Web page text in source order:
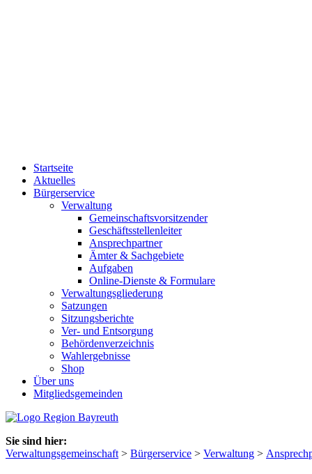
Startseite
Aktuelles
Bürgerservice
Verwaltung
Gemeinschaftsvorsitzender
Geschäftsstellenleiter
Ansprechpartner
Ämter & Sachgebiete
Aufgaben
Online-Dienste & Formulare
Verwaltungsgliederung
Satzungen
Sitzungsberichte
Ver- und Entsorgung
Behördenverzeichnis
Wahlergebnisse
Shop
Über uns
Mitgliedsgemeinden
Sie sind hier:
Verwaltungsgemeinschaft > Bürgerservice > Verwaltung >